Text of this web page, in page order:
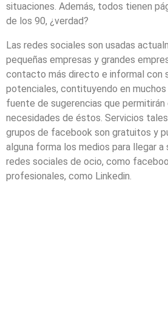
situaciones. Además, todos tienen
de los 90, ¿verdad?
Las redes sociales son usadas
pequeñas empresas y grandes
contacto más directo e informal con
potenciales, contituyendo en
fuente de sugerencias que
necesidades de éstos. Servicios
grupos de facebook son gratuitos y
alguna forma los medios para llegar
redes sociales de ocio, como
profesionales, como Linkedin.